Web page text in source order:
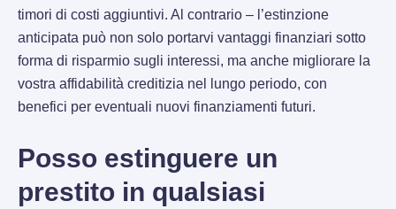
timori di costi aggiuntivi. Al contrario – l’estinzione
anticipata può non solo portarvi vantaggi finanziari sotto
forma di risparmio sugli interessi, ma anche migliorare la
vostra affidabilità creditizia nel lungo periodo, con
benefici per eventuali nuovi finanziamenti futuri.
Posso estinguere un
prestito in qualsiasi